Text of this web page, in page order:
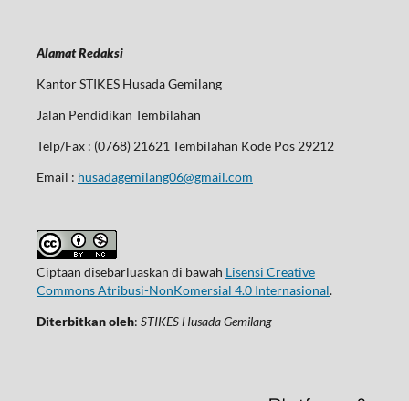
Alamat Redaksi
Kantor STIKES Husada Gemilang
Jalan Pendidikan Tembilahan
Telp/Fax : (0768) 21621 Tembilahan Kode Pos 29212
Email : husadagemilang06@gmail.com
Ciptaan disebarluaskan di bawah Lisensi Creative
Commons Atribusi-NonKomersial 4.0 Internasional.
Diterbitkan oleh: STIKES Husada Gemilang